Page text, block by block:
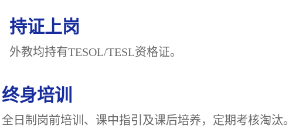
持证上岗
外教均持有TESOL/TESL资格证。
终身培训
全日制岗前培训、课中指引及课后培养，定期考核淘汰。